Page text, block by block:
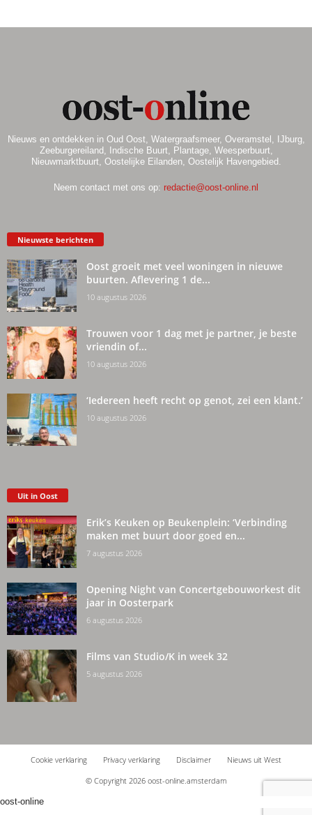
Nieuws en ontdekken in Oud Oost, Watergraafsmeer, Overamstel, IJburg,
Zeeburgereiland, Indische Buurt, Plantage, Weesperbuurt,
Nieuwmarktbuurt, Oostelijke Eilanden, Oostelijk Havengebied.
Neem contact met ons op: redactie@oost-online.nl
Nieuwste berichten
Oost groeit met veel woningen in nieuwe
buurten. Aflevering 1 de...
10 augustus 2026
Trouwen voor 1 dag met je partner, je beste
vriendin of...
10 augustus 2026
‘Iedereen heeft recht op genot, zei een klant.’
10 augustus 2026
Uit in Oost
Erik’s Keuken op Beukenplein: ‘Verbinding
maken met buurt door goed en...
7 augustus 2026
Opening Night van Concertgebouworkest dit
jaar in Oosterpark
6 augustus 2026
Films van Studio/K in week 32
5 augustus 2026
Cookie verklaring Privacy verklaring Disclaimer
Nieuws uit West
© Copyright 2026 oost-online.amsterdam
oost-online